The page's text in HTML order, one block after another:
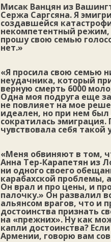
Мисак Ванцян из
Сержа Саргсяна. Я
создавшейся
некомпетентный режим,
прошу свою семью
нет.»
«Я просила свою семью
неудачника, который
верную смерть 6000
Одна моя подруга еще
не повлияет на мое
идеален, но при нем был
сократилась эмиграция.
чувствовала себя такой
«Меня обвиняют в том,
Анна Тер-Карапетян из
ни одного своего
карабахской проблемы,
Он врал и про цены, и
палочку.» Он развалил
альянсом врагов, что и
достоинства признать
на «прежних». Ну как
капли достоинства?
Армении, говорю вам